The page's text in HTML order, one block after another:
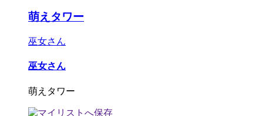
萌えタワー
巫女さん
巫女さん
萌えタワー